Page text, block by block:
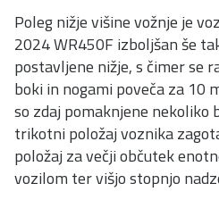
Poleg nižje višine vožnje je
2024 WR450F izboljšan še
postavljene nižje, s čimer se
boki in nogami poveča za 10
so zdaj pomaknjene nekoliko
trikotni položaj voznika
položaj za večji občutek
vozilom ter višjo stopnjo